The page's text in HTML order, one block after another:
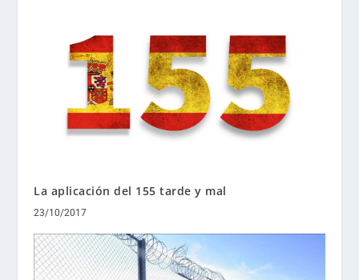
La aplicación del 155 tarde y mal
23/10/2017